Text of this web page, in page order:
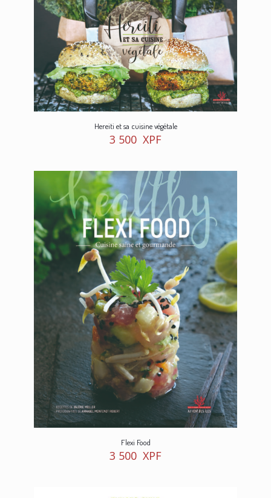
Hereiti et sa cuisine végétale
3 500 XPF
Flexi Food
3 500 XPF